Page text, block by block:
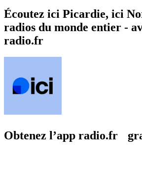
Écoutez ici Picardie, ici
radios du monde entier -
radio.fr
Obtenez l’app radio.fr